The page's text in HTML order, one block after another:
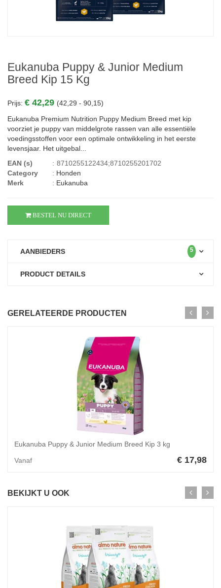
Eukanuba Puppy & Junior Medium
Breed Kip 15 Kg
Prijs: € 42,29 (42,29 - 90,15)
Eukanuba Premium Nutrition Puppy Medium Breed met kip
voorziet je puppy van middelgrote rassen van alle essentiële
voedingsstoffen voor een optimale ontwikkeling in het eerste
levensjaar. Het uitgebal...
EAN (s)
: 8710255122434;8710255201702
Category
: Honden
Merk
: Eukanuba
BESTEL NU DIRECT
AANBIEDERS 5
PRODUCT DETAILS
GERELATEERDE PRODUCTEN
Eukanuba Puppy & Junior Medium Breed Kip 3 kg
Vanaf € 17,98
BEKIJKT U OOK